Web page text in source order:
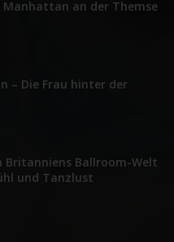
Manhattan an der Themse
– Die Frau hinter der
Britanniens Ballroom-Welt
und Tanzlust